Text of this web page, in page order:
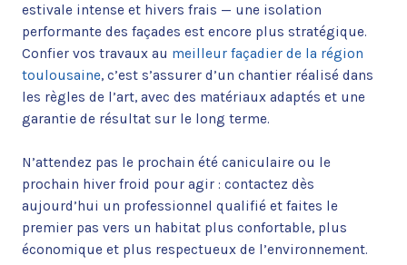
estivale intense et hivers frais — une isolation
performante des façades est encore plus stratégique.
Confier vos travaux au meilleur façadier de la région
toulousaine, c’est s’assurer d’un chantier réalisé dans
les règles de l’art, avec des matériaux adaptés et une
garantie de résultat sur le long terme.
N’attendez pas le prochain été caniculaire ou le
prochain hiver froid pour agir : contactez dès
aujourd’hui un professionnel qualifié et faites le
premier pas vers un habitat plus confortable, plus
économique et plus respectueux de l’environnement.